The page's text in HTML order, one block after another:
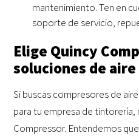
mantenimiento. Ten en
soporte de servicio,
Elige Quincy
soluciones de
Si buscas compresores de
para tu empresa de tintorería,
Compressor. Entendemos que